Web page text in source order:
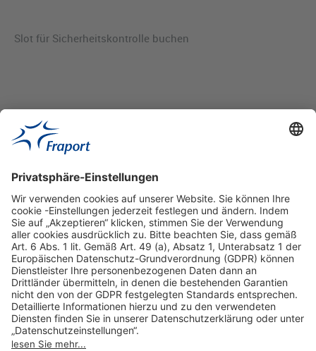
Slot für Sicherheitskontrolle buchen
Hilfreiche Links
Online einkaufen & buchen
Über uns